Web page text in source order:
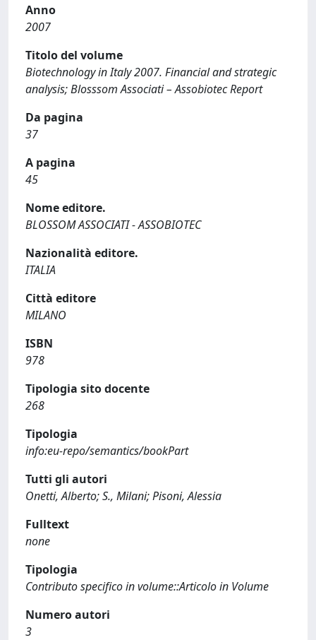
Anno
2007
Titolo del volume
Biotechnology in Italy 2007. Financial and strategic
analysis; Blosssom Associati – Assobiotec Report
Da pagina
37
A pagina
45
Nome editore.
BLOSSOM ASSOCIATI - ASSOBIOTEC
Nazionalità editore.
ITALIA
Città editore
MILANO
ISBN
978
Tipologia sito docente
268
Tipologia
info:eu-repo/semantics/bookPart
Tutti gli autori
Onetti, Alberto; S., Milani; Pisoni, Alessia
Fulltext
none
Tipologia
Contributo specifico in volume::Articolo in Volume
Numero autori
3